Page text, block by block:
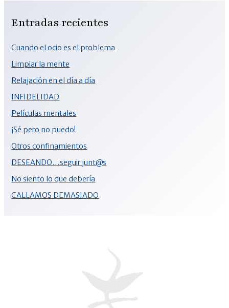
Entradas recientes
Cuando el ocio es el problema
Limpiar la mente
Relajación en el día a día
INFIDELIDAD
Películas mentales
¡Sé pero no puedo!
Otros confinamientos
DESEANDO…seguir junt@s
No siento lo que debería
CALLAMOS DEMASIADO